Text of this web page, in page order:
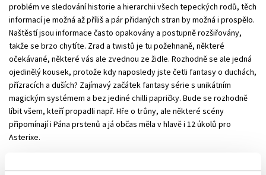
problém ve sledování historie a hierarchii všech tepeckých rodů, těch
informací je možná až příliš a pár přidaných stran by možná i prospělo.
Naštěstí jsou informace často opakovány a postupně rozšiřovány,
takže se brzo chytíte. Zrad a twistů je tu požehnaně, některé
očekávané, některé vás ale zvednou ze židle. Rozhodně se ale jedná
ojedinělý kousek, protože kdy naposledy jste četli fantasy o duchách,
přízracích a duších? Zajímavý začátek fantasy série s unikátním
magickým systémem a bez jediné chilli papričky. Bude se rozhodně
líbit všem, kteří propadli např. Hře o trůny, ale některé scény
připomínají i Pána prstenů a já občas měla v hlavě i 12 úkolů pro
Asterixe.